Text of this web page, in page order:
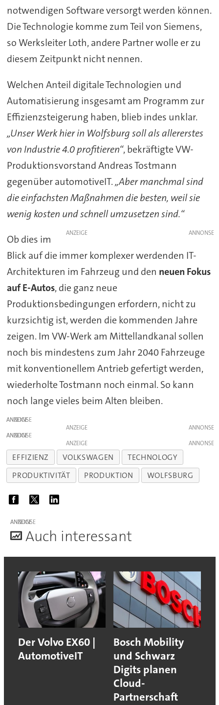
notwendigen Software versorgt werden können.
Die Technologie komme zum Teil von Siemens,
so Werksleiter Loth, andere Partner wolle er zu
diesem Zeitpunkt nicht nennen.
Welchen Anteil digitale Technologien und
Automatisierung insgesamt am Programm zur
Effizienzsteigerung haben, blieb indes unklar.
„Unser Werk hier in Wolfsburg soll als allererstes
von Industrie 4.0 profitieren“, bekräftigte VW-
Produktionsvorstand Andreas Tostmann
gegenüber automotiveIT.„Aber manchmal sind
die einfachsten Maßnahmen die besten, weil sie
wenig kosten und schnell umzusetzen sind.“
ANZEIGE
Ob dies im
Blick auf die immer komplexer werdenden IT-
Architekturen im Fahrzeug und den neuen Fokus
auf E-Autos, die ganz neue
Produktionsbedingungen erfordern, nicht zu
kurzsichtig ist, werden die kommenden Jahre
zeigen. Im VW-Werk am Mittellandkanal sollen
noch bis mindestens zum Jahr 2040 Fahrzeuge
mit konventionellem Antrieb gefertigt werden,
wiederholte Tostmann noch einmal. So kann
noch lange vieles beim Alten bleiben.
ANZEIGE
ANZEIGE
ANZEIGE
ANZEIGE
EFFIZIENZ VOLKSWAGEN
TECHNOLOGY
PRODUKTIVITÄT
PRODUKTION WOLFSBURG
ANZEIGE
Auch interessant
Der Volvo EX60 |
AutomotiveIT
Bosch Mobility
und Schwarz
Digits planen
Cloud-
Partnerschaft